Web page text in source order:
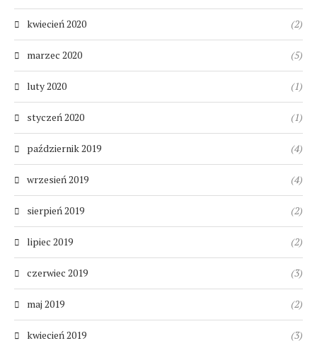
kwiecień 2020 (2)
marzec 2020 (5)
luty 2020 (1)
styczeń 2020 (1)
październik 2019 (4)
wrzesień 2019 (4)
sierpień 2019 (2)
lipiec 2019 (2)
czerwiec 2019 (3)
maj 2019 (2)
kwiecień 2019 (3)